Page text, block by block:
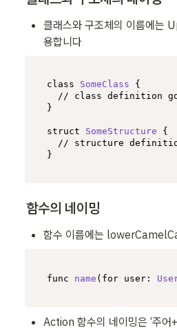
클래스와 구조체의 이름에는
용합니다
class SomeClass {
// class definition
}
struct SomeStructure {
// structure
}
함수의 네이밍
함수 이름에는
func name ( for user :
Action 함수의 네이밍은 ‘주어